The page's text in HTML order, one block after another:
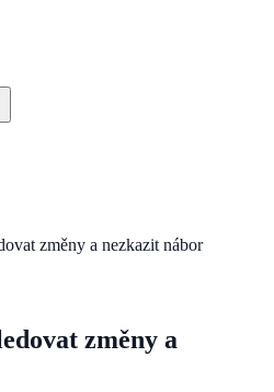
změny a nezkazit nábor
změny a